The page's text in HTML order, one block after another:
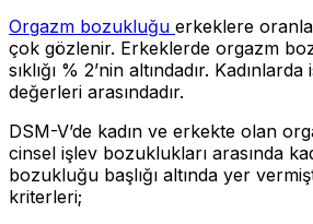
Orgazm bozukluğu erkeklere
çok gözlenir. Erkeklerde orgazm
sıklığı % 2’nin altındadır.
değerleri arasındadır.
DSM-V’de kadın ve erkekte olan
cinsel işlev bozuklukları arasında
bozukluğu başlığı altında yer
kriterleri;